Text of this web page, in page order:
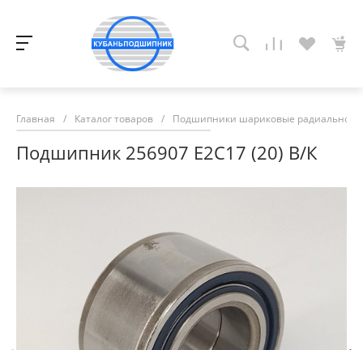
Главная / Каталог товаров / Подшипники шариковые радиально-
Подшипник 256907 Е2С17 (20) В/К